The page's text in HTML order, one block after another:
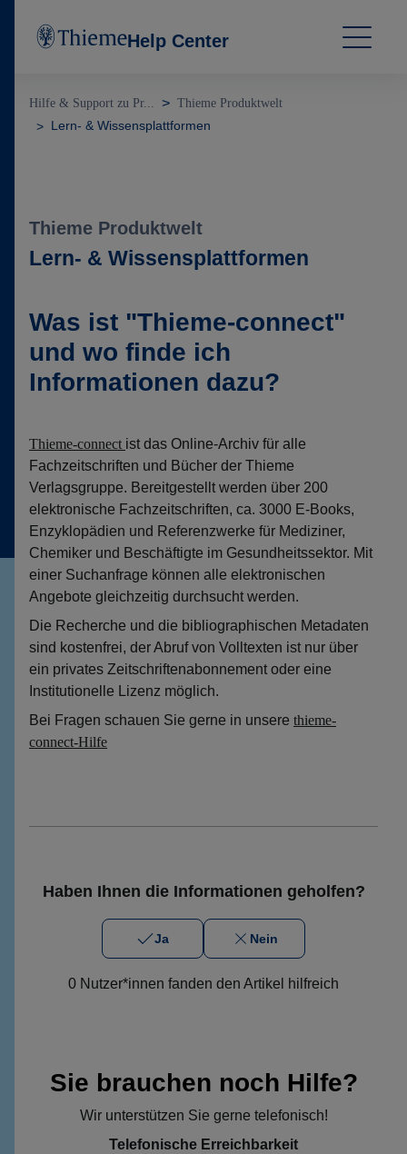
Help Center
Hilfe & Support zu Pr... Thieme Produktwelt
Lern- & Wissensplattformen
Thieme Produktwelt
Lern- & Wissensplattformen
Was ist "Thieme-connect"
und wo finde ich
Informationen dazu?
Thieme-connect ist das Online-Archiv für alle
Fachzeitschriften und Bücher der Thieme
Verlagsgruppe. Bereitgestellt werden über 200
elektronische Fachzeitschriften, ca. 3000 E-Books,
Enzyklopädien und Referenzwerke für Mediziner,
Chemiker und Beschäftigte im Gesundheitssektor. Mit
einer Suchanfrage können alle elektronischen
Angebote gleichzeitig durchsucht werden.
Die Recherche und die bibliographischen Metadaten
sind kostenfrei, der Abruf von Volltexten ist nur über
ein privates Zeitschriftenabonnement oder eine
Institutionelle Lizenz möglich.
Bei Fragen schauen Sie gerne in unsere thieme-
connect-Hilfe
Haben Ihnen die Informationen geholfen?
Ja Nein
0 Nutzer*innen fanden den Artikel hilfreich
Sie brauchen noch Hilfe?
Wir unterstützen Sie gerne telefonisch!
Telefonische Erreichbarkeit